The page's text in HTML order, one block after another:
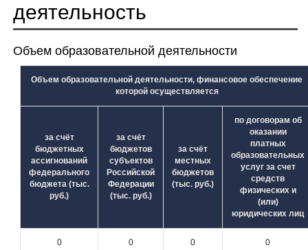
деятельность
Объем образовательной деятельности
Объем образовательной деятельности, финансовое обеспечение
которой осуществляется
за счёт
бюджетных
ассигнований
федерального
бюджета (тыс.
руб.)
за счёт
бюджетов
субъектов
Российской
Федерации
(тыс. руб.)
за счёт
местных
бюджетов
(тыс. руб.)
по договорам об
оказании
платных
образовательных
услуг за счет
средств
физических и
(или)
юридических лиц
0 0 0 0